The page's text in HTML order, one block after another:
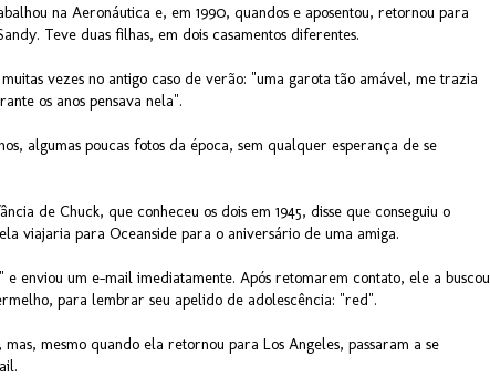
na Aeronáutica e, em 1990, quandos e aposentou, retornou para
Teve duas filhas, em dois casamentos diferentes.
vezes no antigo caso de verão: "uma garota tão amável, me trazia
os anos pensava nela".
algumas poucas fotos da época, sem qualquer esperança de se
de Chuck, que conheceu os dois em 1945, disse que conseguiu o
viajaria para Oceanside para o aniversário de uma amiga.
e enviou um e-mail imediatamente. Após retomarem contato, ele a buscou
para lembrar seu apelido de adolescência: "red".
mas, mesmo quando ela retornou para Los Angeles, passaram a se